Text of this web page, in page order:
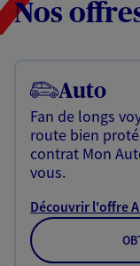
Nos
Auto
Fan de longs
route bien
contrat Mon
vous.
Découvrir l'offre